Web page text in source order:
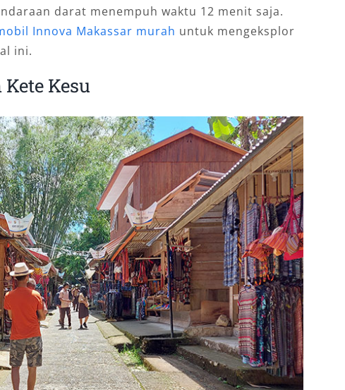
darat menempuh waktu 12 menit saja.
Innova Makassar murah untuk mengeksplor
ini.
Kesu